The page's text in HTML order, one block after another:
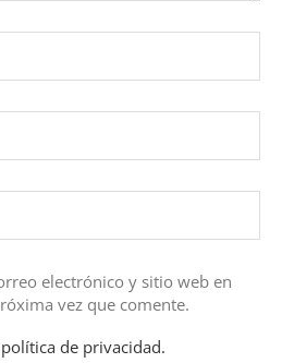
electrónico y sitio web en
vez que comente.
de privacidad.